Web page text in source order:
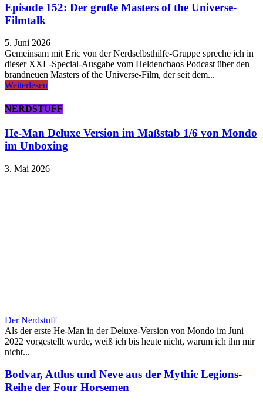
Episode 152: Der große Masters of the Universe-
Filmtalk
5. Juni 2026
Gemeinsam mit Eric von der Nerdselbsthilfe-Gruppe spreche ich in
dieser XXL-Special-Ausgabe vom Heldenchaos Podcast über den
brandneuen Masters of the Universe-Film, der seit dem...
Weiterlesen
NERDSTUFF
He-Man Deluxe Version im Maßstab 1/6 von Mondo
im Unboxing
3. Mai 2026
Der Nerdstuff
Als der erste He-Man in der Deluxe-Version von Mondo im Juni
2022 vorgestellt wurde, weiß ich bis heute nicht, warum ich ihn mir
nicht...
Bodvar, Attlus und Neve aus der Mythic Legions-
Reihe der Four Horsemen